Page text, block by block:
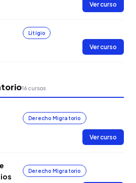
Ver curso
Litigio
Ver curso
16 cursos
Derecho Migratorio
Ver curso
Derecho Migratorio